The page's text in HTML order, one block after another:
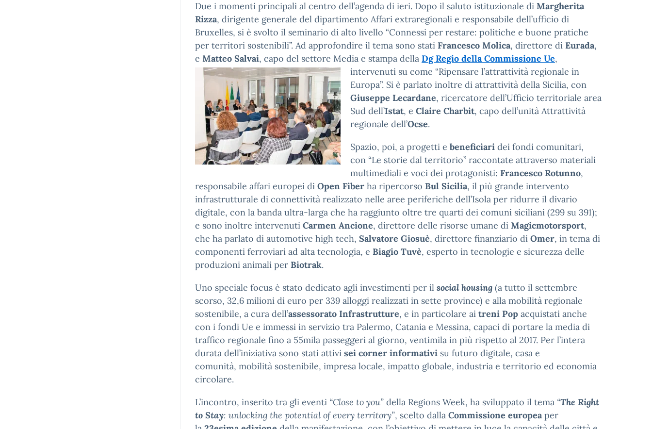
Due i momenti principali al centro dell’agenda di ieri. Dopo il saluto istituzionale di Margherita
Rizza, dirigente generale del dipartimento Affari extraregionali e responsabile dell’ufficio di
Bruxelles, si è svolto il seminario di alto livello “Connessi per restare: politiche e buone pratiche
per territori sostenibili”. Ad approfondire il tema sono stati Francesco Molica, direttore di Eurada,
e Matteo Salvai, capo del settore Media e stampa della Dg Regio della Commissione Ue,
intervenuti su come “Ripensare l’attrattività regionale in
Europa”. Si è parlato inoltre di attrattività della Sicilia, con
Giuseppe Lecardane, ricercatore dell’Ufficio territoriale area
Sud dell’Istat, e Claire Charbit, capo dell’unità Attrattività
regionale dell’Ocse.
Spazio, poi, a progetti e beneficiari dei fondi comunitari,
con “Le storie dal territorio” raccontate attraverso materiali
multimediali e voci dei protagonisti: Francesco Rotunno,
responsabile affari europei di Open Fiber ha ripercorso Bul Sicilia, il più grande intervento
infrastrutturale di connettività realizzato nelle aree periferiche dell’Isola per ridurre il divario
digitale, con la banda ultra-larga che ha raggiunto oltre tre quarti dei comuni siciliani (299 su 391);
e sono inoltre intervenuti Carmen Ancione, direttore delle risorse umane di Magicmotorsport,
che ha parlato di automotive high tech, Salvatore Giosuè, direttore finanziario di Omer, in tema di
componenti ferroviari ad alta tecnologia, e Biagio Tuvè, esperto in tecnologie e sicurezza delle
produzioni animali per Biotrak.
Uno speciale focus è stato dedicato agli investimenti per il social housing (a tutto il settembre
scorso, 32,6 milioni di euro per 339 alloggi realizzati in sette province) e alla mobilità regionale
sostenibile, a cura dell’assessorato Infrastrutture, e in particolare ai treni Pop acquistati anche
con i fondi Ue e immessi in servizio tra Palermo, Catania e Messina, capaci di portare la media di
traffico regionale fino a 55mila passeggeri al giorno, ventimila in più rispetto al 2017. Per l’intera
durata dell’iniziativa sono stati attivi sei corner informativi su futuro digitale, casa e
comunità, mobilità sostenibile, impresa locale, impatto globale, industria e territorio ed economia
circolare.
L’incontro, inserito tra gli eventi “Close to you” della Regions Week, ha sviluppato il tema “The Right
to Stay: unlocking the potential of every territory”, scelto dalla Commissione europeaper